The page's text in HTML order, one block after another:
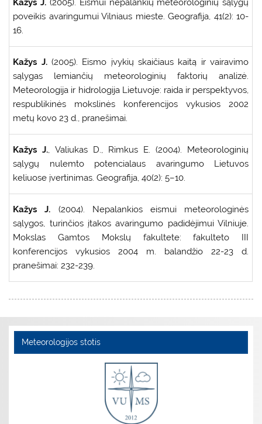
Kažys J. (2005). Eismui nepalankių meteorologinių sąlygų
poveikis avaringumui Vilniaus mieste. Geografija, 41(2): 10-
16.
Kažys J.(2005). Eismo įvykių skaičiaus kaitą ir vairavimo
sąlygas lemiančių meteorologinių faktorių analizė.
Meteorologija ir hidrologija Lietuvoje: raida ir perspektyvos,
respublikinės mokslinės konferencijos vykusios 2002
metų kovo 23 d., pranešimai.
Kažys J., Valiukas D., Rimkus E. (2004). Meteorologinių
sąlygų nulemto potencialaus avaringumo Lietuvos
keliuose įvertinimas. Geografija, 40(2): 5–10.
Kažys J. (2004). Nepalankios eismui meteorologinės
sąlygos, turinčios įtakos avaringumo padidėjimui Vilniuje.
Mokslas Gamtos Mokslų fakultete: fakulteto III
konferencijos vykusios 2004 m. balandžio 22-23 d.
pranešimai: 232-239.
Meteorologijos stotis